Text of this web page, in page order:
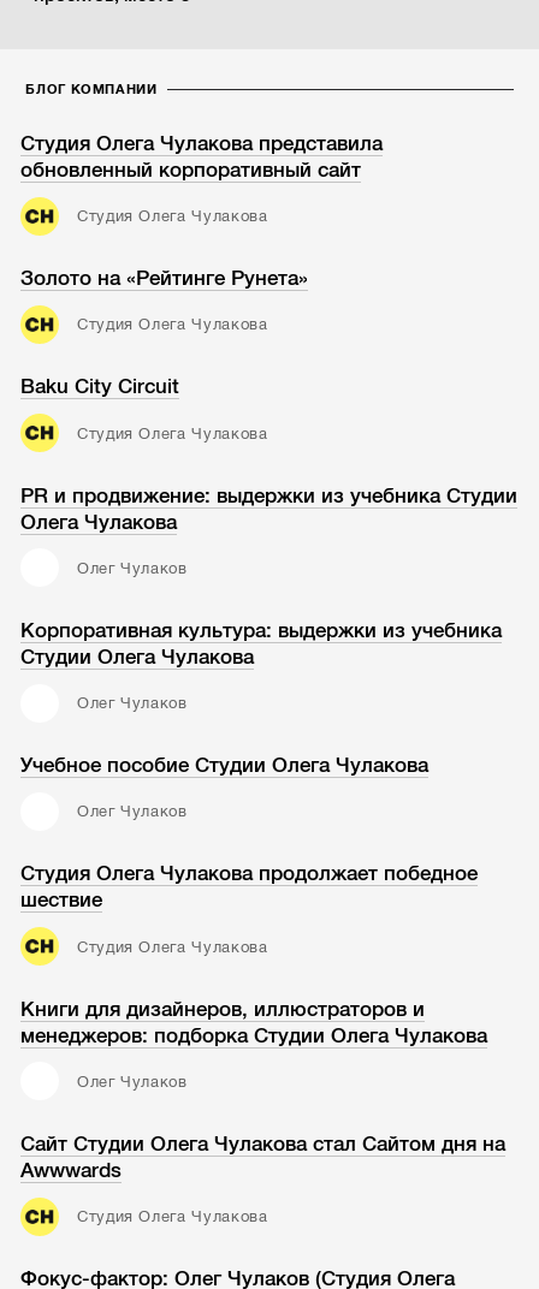
БЛОГ КОМПАНИИ
Студия Олега Чулакова представила
обновленный корпоративный сайт
Студия Олега Чулакова
Золото на «Рейтинге Рунета»
Студия Олега Чулакова
Baku City Circuit
Студия Олега Чулакова
PR и продвижение: выдержки из учебника Студии
Олега Чулакова
Олег Чулаков
Корпоративная культура: выдержки из учебника
Студии Олега Чулакова
Олег Чулаков
Учебное пособие Студии Олега Чулакова
Олег Чулаков
Студия Олега Чулакова продолжает победное
шествие
Студия Олега Чулакова
Книги для дизайнеров, иллюстраторов и
менеджеров: подборка Студии Олега Чулакова
Олег Чулаков
Сайт Студии Олега Чулакова стал Сайтом дня на
Awwwards
Студия Олега Чулакова
Фокус-фактор: Олег Чулаков (Студия Олега